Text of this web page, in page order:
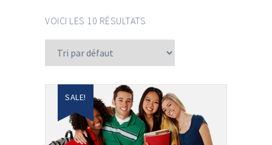
VOICI LES 10 RÉSULTATS
SALE!